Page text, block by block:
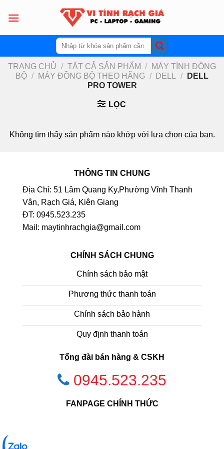
Tìm
kiếm:
TRANG CHỦ / TẤT CẢ SẢN PHẨM /
MÁY TÍNH ĐỒNG
BỘ / MÁY ĐỒNG BỘ THEO HÃNG / DELL /
DELL
PRO TOWER
LỌC
Không tìm thấy sản phẩm nào khớp với lựa chọn của bạn.
THÔNG TIN CHUNG
Địa Chỉ: 51 Lâm Quang Ky,Phường Vĩnh Thanh
Vân, Rạch Giá, Kiên Giang
ĐT: 0945.523.235
Mail: maytinhrachgia@gmail.com
CHÍNH SÁCH CHUNG
Chính sách bảo mật
Phương thức thanh toán
Chính sách bảo hành
Quy định thanh toán
Tổng đài bán hàng & CSKH
0945.523.235
FANPAGE CHÍNH THỨC